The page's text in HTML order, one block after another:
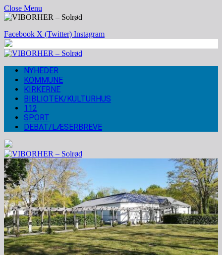
Close Menu
Facebook X (Twitter) Instagram
NYHEDER
KOMMUNE
KIRKERNE
BIBLIOTEK/KULTURHUS
112
SPORT
DEBAT/LÆSERBREVE